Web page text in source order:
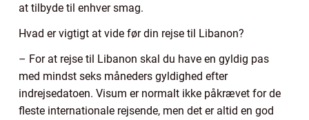
at tilbyde til enhver smag.
Hvad er vigtigt at vide før din rejse til Libanon?
– For at rejse til Libanon skal du have en gyldig pas
med mindst seks måneders gyldighed efter
indrejsedatoen. Visum er normalt ikke påkrævet for de
fleste internationale rejsende, men det er altid en god